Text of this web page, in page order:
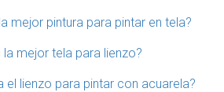
mejor pintura para pintar en tela?
la mejor tela para lienzo?
el lienzo para pintar con acuarela?